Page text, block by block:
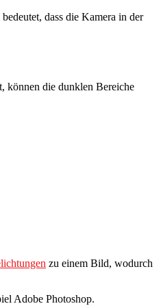
dass die Kamera in der
können die dunklen Bereiche
zu einem Bild, wodurch
Adobe Photoshop.